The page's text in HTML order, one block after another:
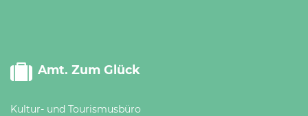
Amt. Zum Glück
Kultur- und Tourismusbüro